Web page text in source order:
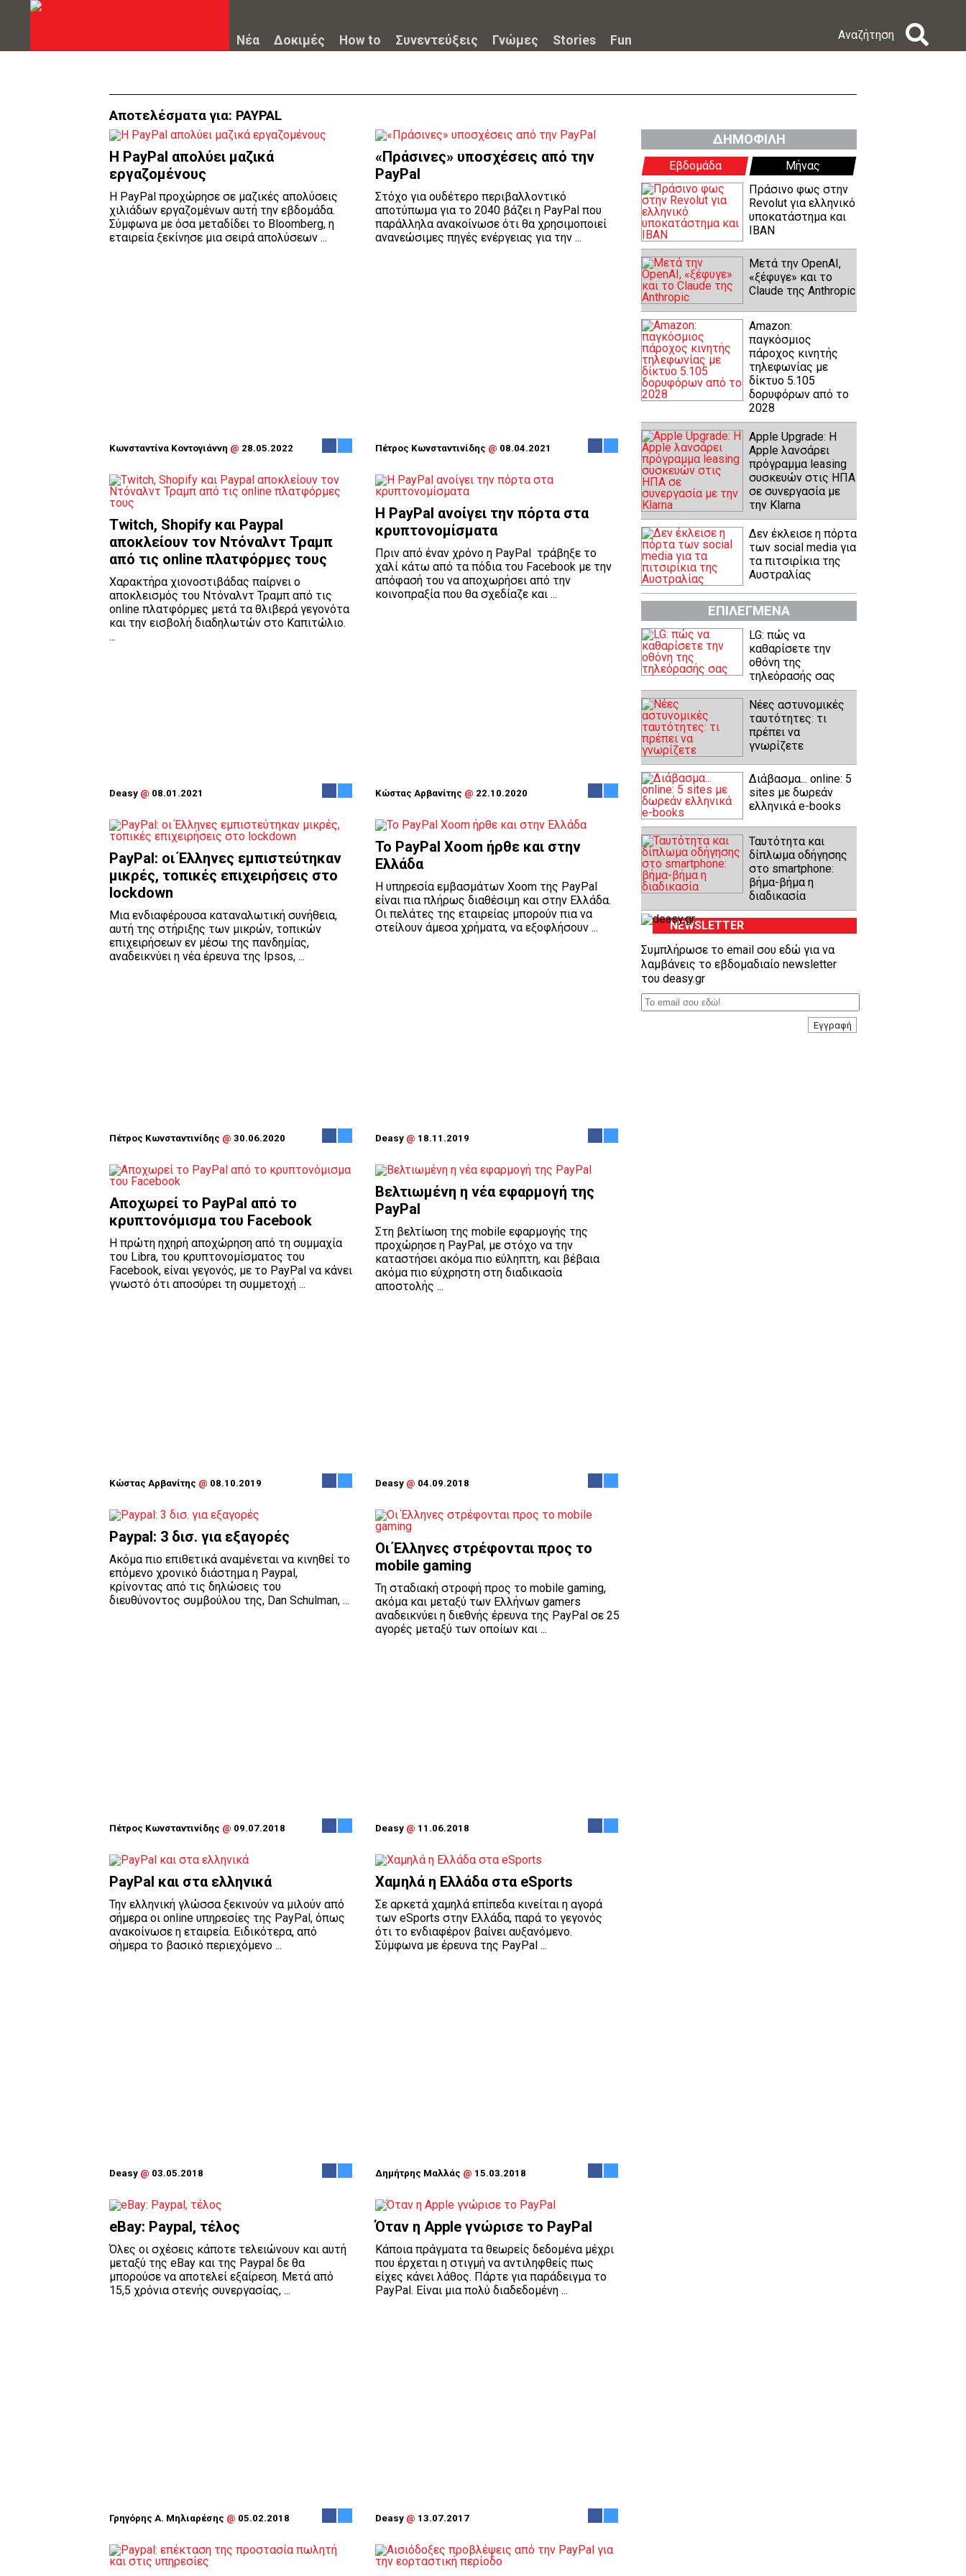
Νέα Δοκιμές How to Συνεντεύξεις Γνώμες Stories Fun Αναζήτηση
Αποτελέσματα για: PAYPAL
H PayPal απολύει μαζικά
εργαζομένους
H PayPal προχώρησε σε μαζικές απολύσεις
χιλιάδων εργαζομένων αυτή την εβδομάδα.
Σύμφωνα με όσα μεταδίδει το Bloomberg, η
εταιρεία ξεκίνησε μια σειρά απολύσεων ...
Κωνσταντίνα Κοντογιάννη @ 28.05.2022
«Πράσινες» υποσχέσεις από την
PayPal
Στόχο για ουδέτερο περιβαλλοντικό
αποτύπωμα για το 2040 βάζει η PayPal που
παράλληλα ανακοίνωσε ότι θα χρησιμοποιεί
ανανεώσιμες πηγές ενέργειας για την ...
Πέτρος Κωνσταντινίδης @ 08.04.2021
Twitch, Shopify και Paypal
αποκλείουν τον Ντόναλντ Τραμπ
από τις online πλατφόρμες τους
Χαρακτήρα χιονοστιβάδας παίρνει ο
αποκλεισμός του Ντόναλντ Τραμπ από τις
online πλατφόρμες μετά τα θλιβερά γεγονότα
και την εισβολή διαδηλωτών στο Καπιτώλιο.
...
Deasy @ 08.01.2021
H PayPal ανοίγει την πόρτα στα
κρυπτονομίσματα
Πριν από έναν χρόνο η PayPal τράβηξε το
χαλί κάτω από τα πόδια του Facebook με την
απόφασή του να αποχωρήσει από την
κοινοπραξία που θα σχεδίαζε και ...
Κώστας Αρβανίτης @ 22.10.2020
PayPal: οι Έλληνες εμπιστεύτηκαν
μικρές, τοπικές επιχειρήσεις στο
lockdown
Μια ενδιαφέρουσα καταναλωτική συνήθεια,
αυτή της στήριξης των μικρών, τοπικών
επιχειρήσεων εν μέσω της πανδημίας,
αναδεικνύει η νέα έρευνα της Ipsos, ...
Πέτρος Κωνσταντινίδης @ 30.06.2020
To PayPal Xoom ήρθε και στην
Ελλάδα
Η υπηρεσία εμβασμάτων Xoom της PayPal
είναι πια πλήρως διαθέσιμη και στην Ελλάδα.
Οι πελάτες της εταιρείας μπορούν πια να
στείλουν άμεσα χρήματα, να εξοφλήσουν ...
Deasy @ 18.11.2019
Αποχωρεί το PayPal από το
κρυπτονόμισμα του Facebook
H πρώτη ηχηρή αποχώρηση από τη συμμαχία
του Libra, του κρυπτονομίσματος του
Facebook, είναι γεγονός, με το PayPal να κάνει
γνωστό ότι αποσύρει τη συμμετοχή ...
Κώστας Αρβανίτης @ 08.10.2019
Βελτιωμένη η νέα εφαρμογή της
PayPal
Στη βελτίωση της mobile εφαρμογής της
προχώρησε η PayPal, με στόχο να την
καταστήσει ακόμα πιο εύληπτη, και βέβαια
ακόμα πιο εύχρηστη στη διαδικασία
αποστολής ...
Deasy @ 04.09.2018
Paypal: 3 δισ. για εξαγορές
Ακόμα πιο επιθετικά αναμένεται να κινηθεί το
επόμενο χρονικό διάστημα η Paypal,
κρίνοντας από τις δηλώσεις του
διευθύνοντος συμβούλου της, Dan Schulman, ...
Πέτρος Κωνσταντινίδης @ 09.07.2018
Οι Έλληνες στρέφονται προς το
mobile gaming
Τη σταδιακή στροφή προς το mobile gaming,
ακόμα και μεταξύ των Ελλήνων gamers
αναδεικνύει η διεθνής έρευνα της PayPal σε 25
αγορές μεταξύ των οποίων και ...
Deasy @ 11.06.2018
PayPal και στα ελληνικά
Την ελληνική γλώσσα ξεκινούν να μιλούν από
σήμερα οι online υπηρεσίες της PayPal, όπως
ανακοίνωσε η εταιρεία. Ειδικότερα, από
σήμερα το βασικό περιεχόμενο ...
Deasy @ 03.05.2018
Χαμηλά η Ελλάδα στα eSports
Σε αρκετά χαμηλά επίπεδα κινείται η αγορά
των eSports στην Ελλάδα, παρά το γεγονός
ότι το ενδιαφέρον βαίνει αυξανόμενο.
Σύμφωνα με έρευνα της PayPal ...
Δημήτρης Μαλλάς @ 15.03.2018
eBay: Paypal, τέλος
Όλες οι σχέσεις κάποτε τελειώνουν και αυτή
μεταξύ της eBay και της Paypal δε θα
μπορούσε να αποτελεί εξαίρεση. Μετά από
15,5 χρόνια στενής συνεργασίας, ...
Γρηγόρης Α. Μηλιαρέσης @ 05.02.2018
Όταν η Apple γνώρισε το PayPal
Κάποια πράγματα τα θεωρείς δεδομένα μέχρι
που έρχεται η στιγμή να αντιληφθείς πως
είχες κάνει λάθος. Πάρτε για παράδειγμα το
PayPal. Είναι μια πολύ διαδεδομένη ...
Deasy @ 13.07.2017
ΔΗΜΟΦΙΛΗ
Εβδομάδα
Μήνας
Πράσινο φως στην
Revolut για ελληνικό
υποκατάστημα και
IBAN
Μετά την OpenAI,
«ξέφυγε» και το
Claude της Anthropic
Amazon:
παγκόσμιος
πάροχος κινητής
τηλεφωνίας με
δίκτυο 5.105
δορυφόρων από το
2028
Apple Upgrade: Η
Apple λανσάρει
πρόγραμμα leasing
συσκευών στις ΗΠΑ
σε συνεργασία με
την Klarna
Δεν έκλεισε η πόρτα
των social media για
τα πιτσιρίκια της
Αυστραλίας
ΕΠΙΛΕΓΜΕΝΑ
LG: πώς να
καθαρίσετε την
οθόνη της
τηλεόρασής σας
Νέες αστυνομικές
ταυτότητες: τι
πρέπει να
γνωρίζετε
Διάβασμα... online: 5
sites με δωρεάν
ελληνικά e-books
Ταυτότητα και
δίπλωμα οδήγησης
στο smartphone:
βήμα-βήμα η
διαδικασία
NEWSLETTER
Συμπλήρωσε το email σου εδώ για να
λαμβάνεις το εβδομαδιαίο newsletter
του deasy.gr
Εγγραφή